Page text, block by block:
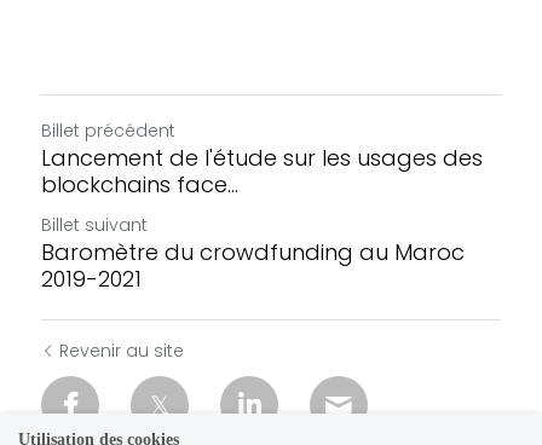
Billet précédent
Lancement de l'étude sur les usages des
blockchains face...
Billet suivant
Baromètre du crowdfunding au Maroc
2019-2021
Revenir au site
Utilisation des cookies